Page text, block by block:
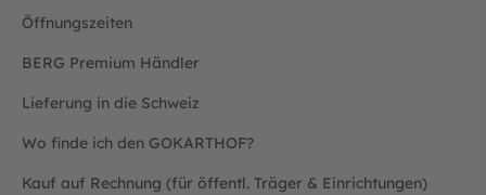
Öffnungszeiten
BERG Premium Händler
Lieferung in die Schweiz
Wo finde ich den GOKARTHOF?
Kauf auf Rechnung (für öffentl. Träger & Einrichtungen)